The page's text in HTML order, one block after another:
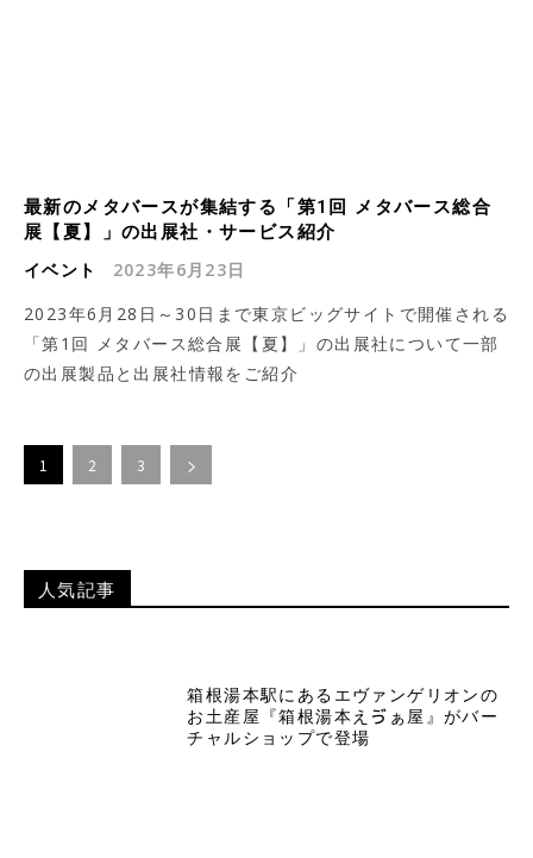
最新のメタバースが集結する「第1回 メタバース総合
展【夏】」の出展社・サービス紹介
イベント
2023年6月23日
2023年6月28日～30日まで東京ビッグサイトで開催される
「第1回 メタバース総合展【夏】」の出展社について一部
の出展製品と出展社情報をご紹介
1 2 3
人気記事
箱根湯本駅にあるエヴァンゲリオンの
お土産屋『箱根湯本えゔぁ屋』がバー
チャルショップで登場